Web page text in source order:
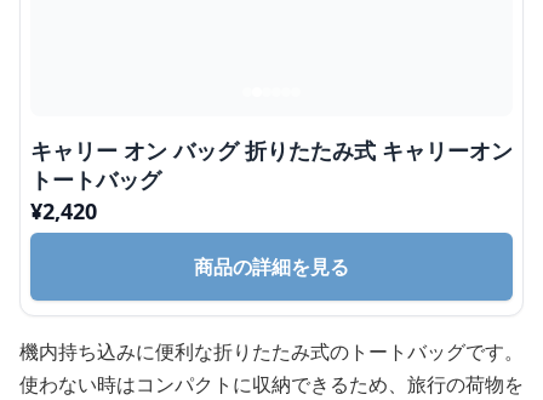
キャリー オン バッグ 折りたたみ式 キャリーオン
トートバッグ
¥2,420
商品の詳細を見る
機内持ち込みに便利な折りたたみ式のトートバッグです。
使わない時はコンパクトに収納できるため、旅行の荷物を